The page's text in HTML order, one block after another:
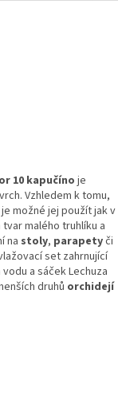
10 kapučíno je
Vzhledem k tomu,
možné jej použít jak v
tvar malého truhlíku a
na stoly, parapetyči
set zahrnující
a sáček Lechuza
druhů orchidejí